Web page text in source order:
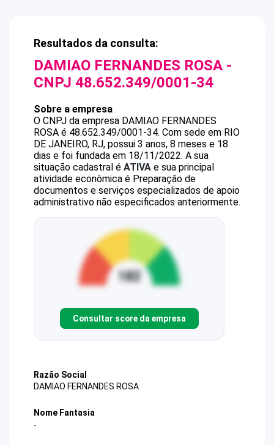
Resultados da consulta:
DAMIAO FERNANDES ROSA -
CNPJ 48.652.349/0001-34
Sobre a empresa
O CNPJ da empresa DAMIAO FERNANDES
ROSA é 48.652.349/0001-34. Com sede em RIO
DE JANEIRO, RJ, possui 3 anos, 8 meses e 18
dias e foi fundada em 18/11/2022. A sua
situação cadastral é ATIVA e sua principal
atividade econômica é Preparação de
documentos e serviços especializados de apoio
administrativo não especificados anteriormente.
Consultar score da empresa
Razão Social
DAMIAO FERNANDES ROSA
Nome Fantasia
-